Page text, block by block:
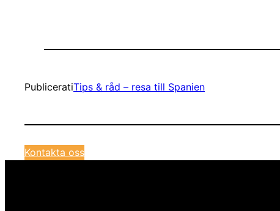
PubliceratiTips & råd – resa till Spanien
Kontakta oss